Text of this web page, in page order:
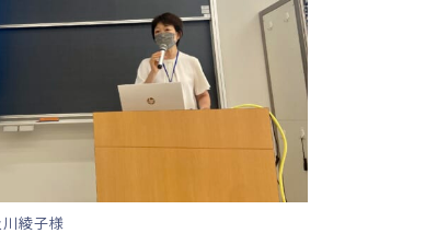
綾子様